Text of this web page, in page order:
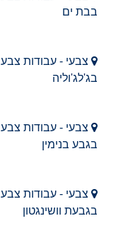
בבת ים
צבעי - עבודות צבע
בג'לג'וליה
צבעי - עבודות צבע
בגבע בנימין
צבעי - עבודות צבע
בגבעת וושינגטון